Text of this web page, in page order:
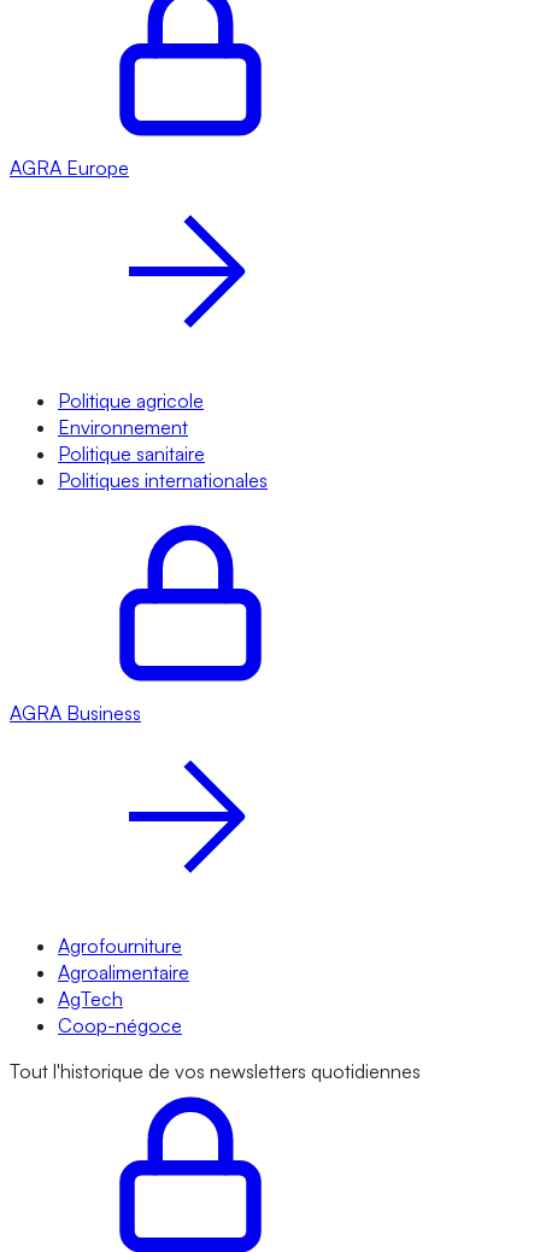
AGRA Europe
Politique agricole
Environnement
Politique sanitaire
Politiques internationales
AGRA Business
Agrofourniture
Agroalimentaire
AgTech
Coop-négoce
Tout l'historique de vos newsletters quotidiennes